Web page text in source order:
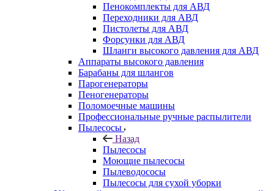
Пенокомплекты для АВД
Переходники для АВД
Пистолеты для АВД
Форсунки для АВД
Шланги высокого давления для АВД
Аппараты высокого давления
Барабаны для шлангов
Парогенераторы
Пеногенераторы
Поломоечные машины
Профессиональные ручные распылители
Пылесосы
Назад
Пылесосы
Моющие пылесосы
Пылеводососы
Пылесосы для сухой уборки